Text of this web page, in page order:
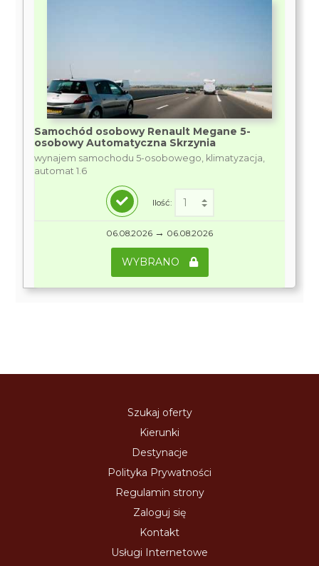
Samochód osobowy Renault Megane 5-
osobowy Automatyczna Skrzynia
wynajem samochodu 5-osobowego, klimatyzacja,
automat 1.6
Ilość:
06.08.2026 → 06.08.2026
WYBRANO
Szukaj oferty
Kierunki
Destynacje
Polityka Prywatności
Regulamin strony
Zaloguj się
Kontakt
Usługi Internetowe